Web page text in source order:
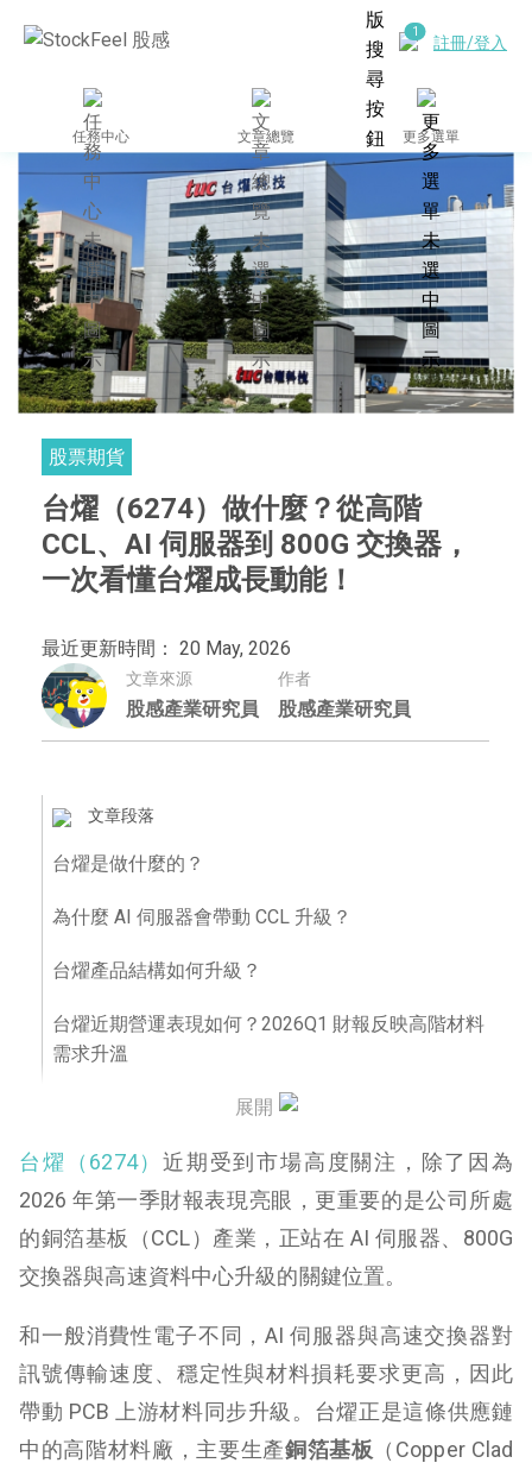
註冊/登入
任務中心 文章總覽 更多選單
股票期貨
台燿（6274）做什麼？從高階
CCL、AI 伺服器到 800G 交換器，
一次看懂台燿成長動能！
最近更新時間： 20 May, 2026
文章來源
股感產業研究員
作者
股感產業研究員
文章段落
台燿是做什麼的？
為什麼 AI 伺服器會帶動 CCL 升級？
台燿產品結構如何升級？
台燿近期營運表現如何？2026Q1 財報反映高階材料
需求升溫
泰國廠與全球布局：供應鏈分散是中長期重點
台燿和台光電差在哪？一個是高階 CCL 龍頭，一個
是追趕中的卡位者
台燿後續觀察重點
展開
台燿（6274）近期受到市場高度關注，除了因為
2026 年第一季財報表現亮眼，更重要的是公司所處
的銅箔基板（CCL）產業，正站在 AI 伺服器、800G
交換器與高速資料中心升級的關鍵位置。
和一般消費性電子不同，AI 伺服器與高速交換器對
訊號傳輸速度、穩定性與材料損耗要求更高，因此
帶動 PCB 上游材料同步升級。台燿正是這條供應鏈
中的高階材料廠，主要生產銅箔基板 （Copper Clad